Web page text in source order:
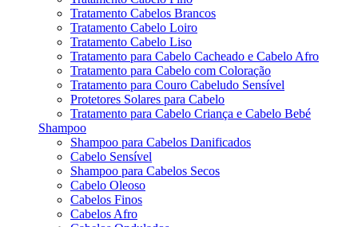
Tratamento Cabelos Brancos
Tratamento Cabelo Loiro
Tratamento Cabelo Liso
Tratamento para Cabelo Cacheado e Cabelo Afro
Tratamento para Cabelo com Coloração
Tratamento para Couro Cabeludo Sensível
Protetores Solares para Cabelo
Tratamento para Cabelo Criança e Cabelo Bebé
Shampoo
Shampoo para Cabelos Danificados
Cabelo Sensível
Shampoo para Cabelos Secos
Cabelo Oleoso
Cabelos Finos
Cabelos Afro